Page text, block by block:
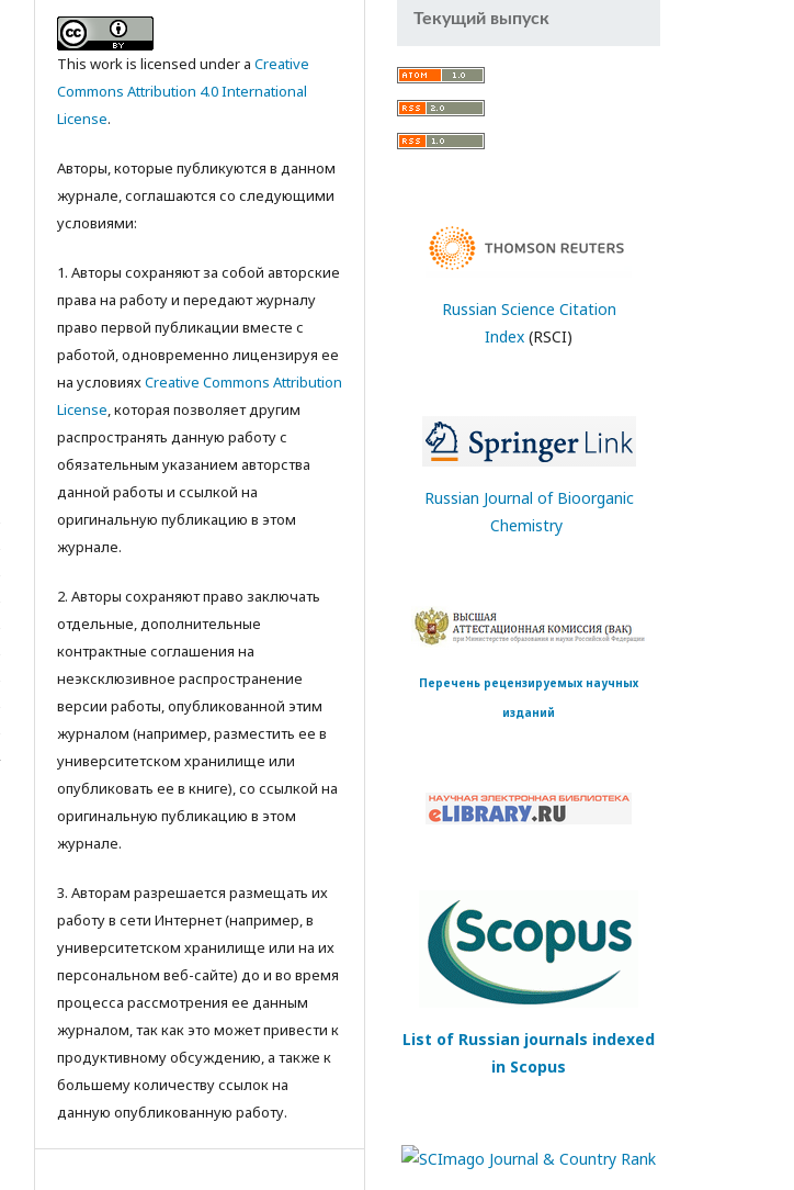
This work is licensed under a Creative
Commons Attribution 4.0 International
License.
Авторы, которые публикуются в данном
журнале, соглашаются со следующими
условиями:
1. Авторы сохраняют за собой авторские
права на работу и передают журналу
право первой публикации вместе с
работой, одновременно лицензируя ее
на условияхCreative Commons Attribution
License, которая позволяет другим
распространять данную работу с
обязательным указанием авторства
данной работы и ссылкой на
оригинальную публикацию в этом
журнале.
2. Авторы сохраняют право заключать
отдельные, дополнительные
контрактные соглашения на
неэксклюзивное распространение
версии работы, опубликованной этим
журналом (например, разместить ее в
университетском хранилище или
опубликовать ее в книге), со ссылкой на
оригинальную публикацию в этом
журнале.
3. Авторам разрешается размещать их
работу в сети Интернет (например, в
университетском хранилище или на их
персональном веб-сайте) до и во время
процесса рассмотрения ее данным
журналом, так как это может привести к
продуктивному обсуждению, а также к
большему количеству ссылок на
данную опубликованную работу.
Текущий выпуск
Russian Science Citation
Index (RSCI)
Russian Journal of Bioorganic
Chemistry
Перечень рецензируемых научных
изданий
List of Russian journals indexed
in Scopus